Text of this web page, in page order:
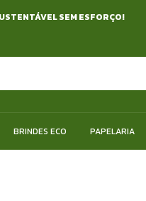
SEM ESFORÇO!
BRINDES ECO PAPELARIA